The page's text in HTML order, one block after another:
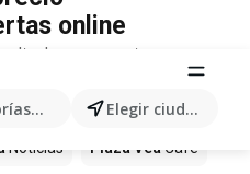
productos... Elegir ciudad
online
para este
Plaza Vea
Noticias Plaza Vea Café